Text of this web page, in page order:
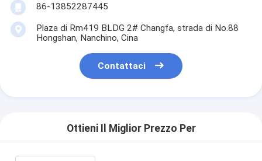
86-13852287445
Plaza di Rm419 BLDG 2# Changfa, strada di No.88
Hongshan, Nanchino, Cina
Contattaci
Ottieni Il Miglior Prezzo Per